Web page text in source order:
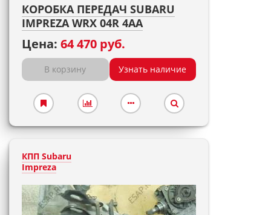
КОРОБКА ПЕРЕДАЧ SUBARU
IMPREZA WRX 04R 4AA
Цена: 64 470 руб.
В корзину Узнать наличие
КПП Subaru
Impreza